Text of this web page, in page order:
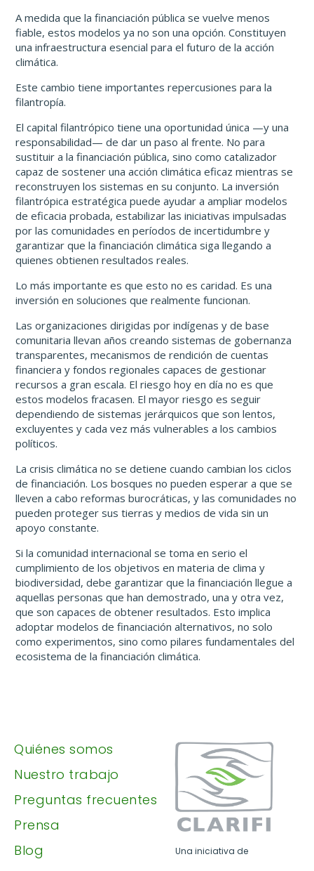
A medida que la financiación pública se vuelve menos
fiable, estos modelos ya no son una opción. Constituyen
una infraestructura esencial para el futuro de la acción
climática.
Este cambio tiene importantes repercusiones para la
filantropía.
El capital filantrópico tiene una oportunidad única —y una
responsabilidad— de dar un paso al frente. No para
sustituir a la financiación pública, sino como catalizador
capaz de sostener una acción climática eficaz mientras se
reconstruyen los sistemas en su conjunto. La inversión
filantrópica estratégica puede ayudar a ampliar modelos
de eficacia probada, estabilizar las iniciativas impulsadas
por las comunidades en períodos de incertidumbre y
garantizar que la financiación climática siga llegando a
quienes obtienen resultados reales.
Lo más importante es que esto no es caridad. Es una
inversión en soluciones que realmente funcionan.
Las organizaciones dirigidas por indígenas y de base
comunitaria llevan años creando sistemas de gobernanza
transparentes, mecanismos de rendición de cuentas
financiera y fondos regionales capaces de gestionar
recursos a gran escala. El riesgo hoy en día no es que
estos modelos fracasen. El mayor riesgo es seguir
dependiendo de sistemas jerárquicos que son lentos,
excluyentes y cada vez más vulnerables a los cambios
políticos.
La crisis climática no se detiene cuando cambian los ciclos
de financiación. Los bosques no pueden esperar a que se
lleven a cabo reformas burocráticas, y las comunidades no
pueden proteger sus tierras y medios de vida sin un
apoyo constante.
Si la comunidad internacional se toma en serio el
cumplimiento de los objetivos en materia de clima y
biodiversidad, debe garantizar que la financiación llegue a
aquellas personas que han demostrado, una y otra vez,
que son capaces de obtener resultados. Esto implica
adoptar modelos de financiación alternativos, no solo
como experimentos, sino como pilares fundamentales del
ecosistema de la financiación climática.
Quiénes somos
Nuestro trabajo
Preguntas frecuentes
Prensa
Blog
Una iniciativa de